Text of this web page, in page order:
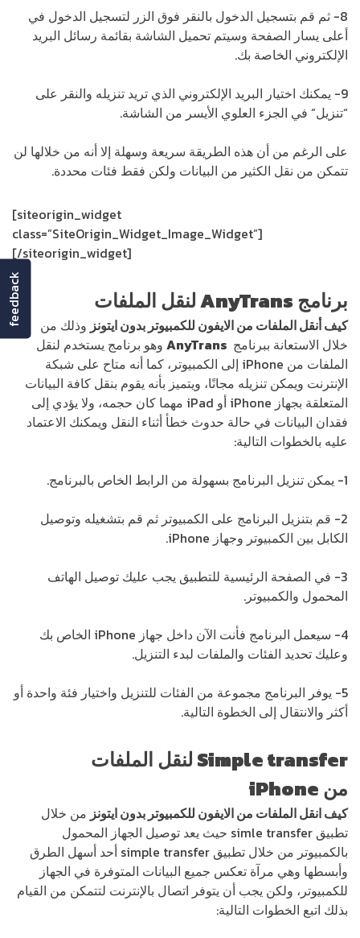
8- ثم قم بتسجيل الدخول بالنقر فوق الزر لتسجيل الدخول في
أعلى يسار الصفحة وسيتم تحميل الشاشة بقائمة رسائل البريد
الإلكتروني الخاصة بك.
9- يمكنك اختيار البريد الإلكتروني الذي تريد تنزيله والنقر على
“تنزيل” في الجزء العلوي الأيسر من الشاشة.
على الرغم من أن هذه الطريقة سريعة وسهلة إلا أنه من خلالها لن
تتمكن من نقل الكثير من البيانات ولكن فقط فئات محددة.
[siteorigin_widget
class=”SiteOrigin_Widget_Image_Widget”]
[/siteorigin_widget]
برنامجAnyTransلنقل الملفات
كيف أنقل الملفات من الايفون للكمبيوتر بدون ايتونز وذلك من
خلال الاستعانة ببرنامج AnyTrans وهو برنامج يستخدم لنقل
الملفات من iPhone إلى الكمبيوتر، كما أنه متاح على شبكة
الإنترنت ويمكن تنزيله مجانًا، ويتميز بأنه يقوم بنقل كافة البيانات
المتعلقة بجهاز iPhone أو iPad مهما كان حجمه، ولا يؤدي إلى
فقدان البيانات في حالة حدوث خطأ أثناء النقل ويمكنك الاعتماد
عليه بالخطوات التالية:
1- يمكن تنزيل البرنامج بسهولة من الرابط الخاص بالبرنامج.
2- قم بتنزيل البرنامج على الكمبيوتر ثم قم بتشغيله وتوصيل
الكابل بين الكمبيوتر وجهاز iPhone.
3- في الصفحة الرئيسية للتطبيق يجب عليك توصيل الهاتف
المحمول والكمبيوتر.
4- سيعمل البرنامج فأنت الآن داخل جهاز iPhone الخاص بك
وعليك تحديد الفئات والملفات لبدء التنزيل.
5- يوفر البرنامج مجموعة من الفئات للتنزيل واختيار فئة واحدة أو
أكثر والانتقال إلى الخطوة التالية.
Simple transfer لنقل الملفات
من iPhone
كيف انقل الملفات من الايفون للكمبيوتر بدون ايتونز من خلال
تطبيق simle transfer حيث يعد توصيل الجهاز المحمول
بالكمبيوتر من خلال تطبيق simple transfer أحد أسهل الطرق
وأبسطها وهي مرآة تعكس جميع البيانات المتوفرة في الجهاز
للكمبيوتر، ولكن يجب أن يتوفر اتصال بالإنترنت لتتمكن من القيام
بذلك اتبع الخطوات التالية:
feedback